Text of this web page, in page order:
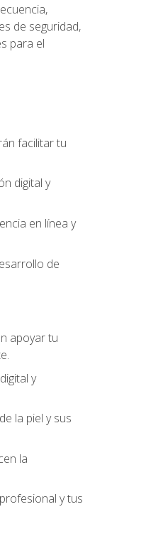
de seguridad,
para el
facilitar tu
digital y
en línea y
de
apoyar tu
y
la piel y sus
la
y tus